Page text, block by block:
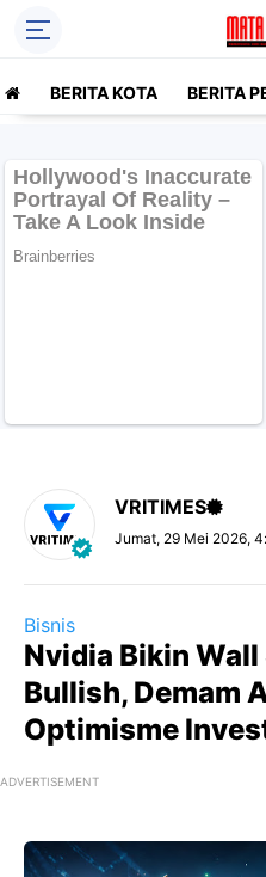
BERITA KOTA BERITA
VRITIMES
Jumat, 29 Mei 2026,
Bisnis
Nvidia Bikin
Bullish, Demam
Optimisme
ADVERTISEMENT